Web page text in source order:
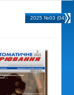
2025 №03 (04)